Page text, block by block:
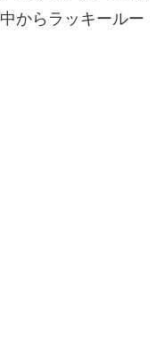
からラッキールー